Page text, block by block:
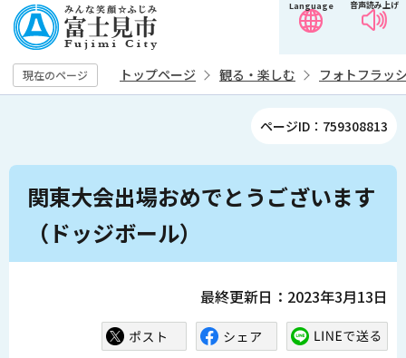
の
ペ
ー
音声読み上げ
Language
現在のページ トップページ 観る・楽しむ フォトフラッ
ページID：759308813
本
か
関東大会出場おめでとうございます
（ドッジボール）
最終更新日：2023年3月13日